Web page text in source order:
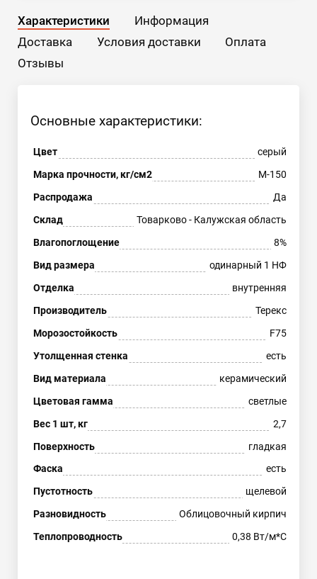
Характеристики
Информация
Доставка
Условия доставки
Оплата
Отзывы
Основные характеристики:
Цвет
серый
Марка прочности, кг/см2
М-150
Распродажа
Да
Склад
Товарково - Калужская область
Влагопоглощение
8%
Вид размера
одинарный 1 НФ
Отделка
внутренняя
Производитель
Терекс
Морозостойкость
F75
Утолщенная стенка
есть
Вид материала
керамический
Цветовая гамма
светлые
Вес 1 шт, кг
2,7
Поверхность
гладкая
Фаска
есть
Пустотность
щелевой
Разновидность
Облицовочный кирпич
Теплопроводность
0,38 Вт/м*С